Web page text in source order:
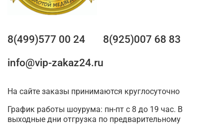
8(499)577 00 24
8(925)007 68 83
info@vip-zakaz24.ru
На сайте заказы принимаются круглосуточно
График работы шоурума: пн-пт с 8 до 19 час. В
выходные дни отгрузка по предварительному